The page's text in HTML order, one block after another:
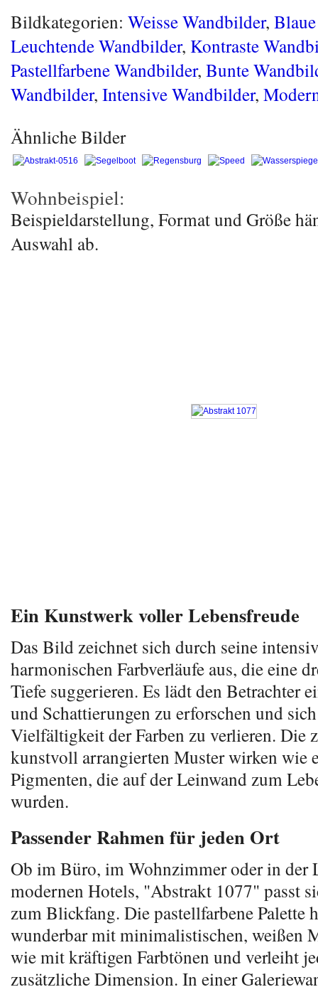
Bildkategorien: Weisse Wandbilder,
Leuchtende Wandbilder, Kontraste
Pastellfarbene Wandbilder, Bunte
Wandbilder, Intensive Wandbilder,
Ähnliche Bilder
Wohnbeispiel:
Beispieldarstellung, Format und Größe
Auswahl ab.
Ein Kunstwerk voller Lebensfreude
Das Bild zeichnet sich durch seine
harmonischen Farbverläufe aus, die eine
Tiefe suggerieren. Es lädt den Betrachter
und Schattierungen zu erforschen und
Vielfältigkeit der Farben zu verlieren. Die
kunstvoll arrangierten Muster wirken wie
Pigmenten, die auf der Leinwand zum
wurden.
Passender Rahmen für jeden Ort
Ob im Büro, im Wohnzimmer oder in der
modernen Hotels, "Abstrakt 1077" passt
zum Blickfang. Die pastellfarbene Palette
wunderbar mit minimalistischen, weißen
wie mit kräftigen Farbtönen und verleiht
zusätzliche Dimension. In einer